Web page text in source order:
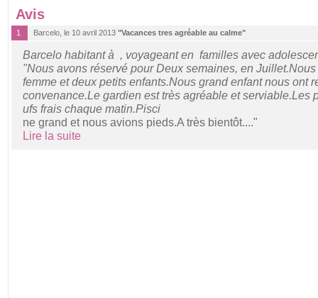
Avis
1 Barcelo, le 10 avril 2013 "Vacances tres agréable au calme"
Barcelo habitant à , voyageant en familles avec
"Nous avons réservé pour Deux semaines, en
femme et deux petits enfants.Nous grand enfant nous ont
convenance.Le gardien est très agréable et serviable.Les
ufs frais chaque matin.Pisci
ne grand et nous avions pieds.A très bientôt...."
Lire la suite